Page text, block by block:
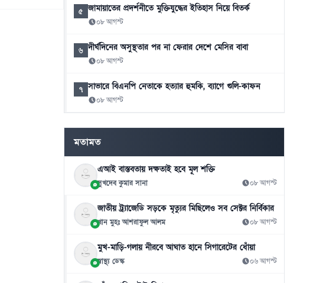
৫ জামায়াতের প্রদর্শনীতে মুক্তিযুদ্ধের ইতিহাস নিয়ে বিতর্ক
০৮ আগস্ট
৬ দীর্ঘদিনের অসুস্থতার পর না ফেরার দেশে মেসির বাবা
০৮ আগস্ট
৭ সাভারে বিএনপি নেতাকে হত্যার হুমকি, ব্যাগে গুলি-কাফন
০৮ আগস্ট
৮ সাড়ে ৬ বছরে মোটরসাইকেল দুর্ঘটনায় নিহত ১৫৭১২
০৮ আগস্ট
মতামত
এআই বাস্তবতায় দক্ষতাই হবে মূল শক্তি
সুখদেব কুমার সানা ০৮ আগস্ট
জাতীয় ট্র্যাজেডি সড়কে মৃত্যুর মিছিলেও সব সেক্টর নির্বিকার
খান মুহঃ আশরাফুল আলম ০৮ আগস্ট
মুখ-মাড়ি-গলায় নীরবে আঘাত হানে সিগারেটের ধোঁয়া
স্বাস্থ্য ডেস্ক ০৬ আগস্ট